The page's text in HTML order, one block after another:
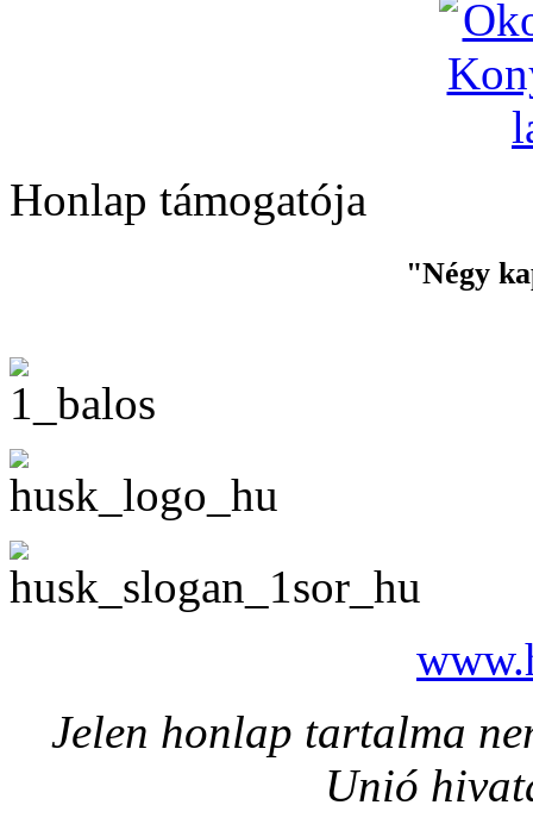
Honlap támogatója
"Négy
Jelen honlap tartalma
Unió